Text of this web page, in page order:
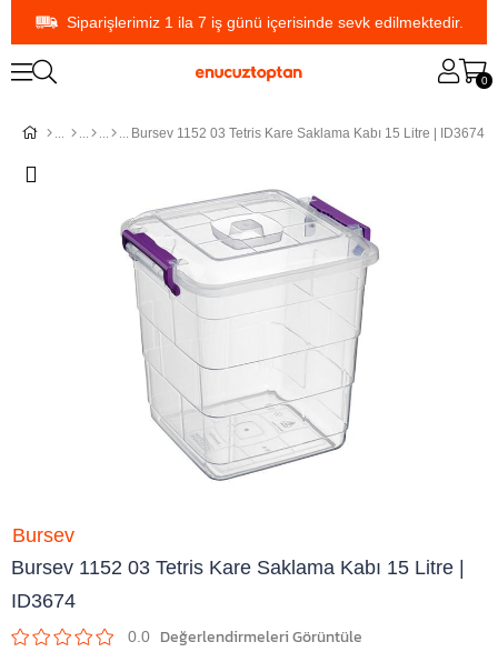
Siparişlerimiz 1 ila 7 iş günü içerisinde sevk edilmektedir.
0
Bursev 1152 03 Tetris Kare Saklama Kabı 15 Litre | ID3674
Bursev 1152 03 Tetris Kare Saklama Kabı 15 Litre |
ID3674
0.0
Bursev